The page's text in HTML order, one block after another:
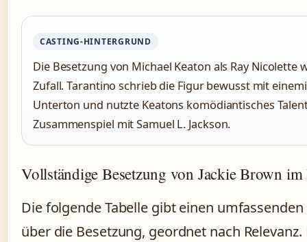
CASTING-HINTERGRUND
Die Besetzung von Michael Keaton als Ray Nicolette
Zufall. Tarantino schrieb die Figur bewusst mit
Unterton und nutzte Keatons komödiantisches
Zusammenspiel mit Samuel L. Jackson.
Vollständige Besetzung von Jackie Brown
Die folgende Tabelle gibt einen
über die Besetzung, geordnet nach